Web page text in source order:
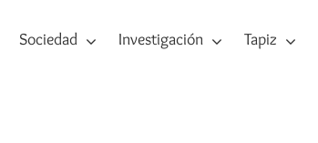
Sociedad Investigación Tapiz